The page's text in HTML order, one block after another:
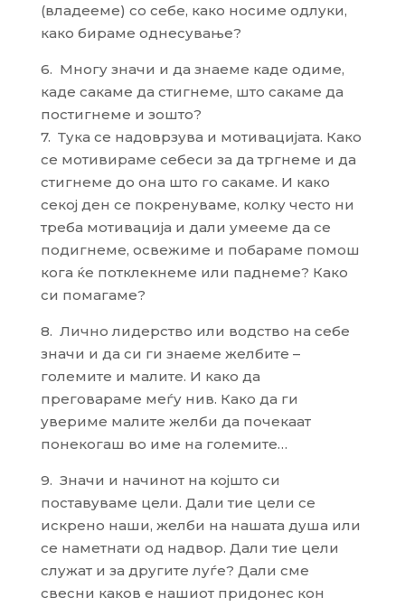
(владееме) со себе, како носиме одлуки,
како бираме однесување?
6. Многу значи и да знаеме каде одиме,
каде сакаме да стигнеме, што сакаме да
постигнеме и зошто?
7. Тука се надоврзува и мотивацијата. Како
се мотивираме себеси за да тргнеме и да
стигнеме до она што го сакаме. И како
секој ден се покренуваме, колку често ни
треба мотивација и дали умееме да се
подигнеме, освежиме и побараме помош
кога ќе потклекнеме или паднеме? Како
си помагаме?
8. Лично лидерство или водство на себе
значи и да си ги знаеме желбите –
големите и малите. И како да
преговараме меѓу нив. Како да ги
увериме малите желби да почекаат
понекогаш во име на големите…
9. Значи и начинот на којшто си
поставуваме цели. Дали тие цели се
искрено наши, желби на нашата душа или
се наметнати од надвор. Дали тие цели
служат и за другите луѓе? Дали сме
свесни каков е нашиот придонес кон